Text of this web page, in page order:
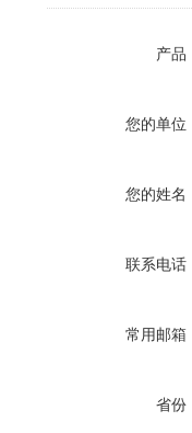
产品
您的单位
您的姓名
联系电话
常用邮箱
省份